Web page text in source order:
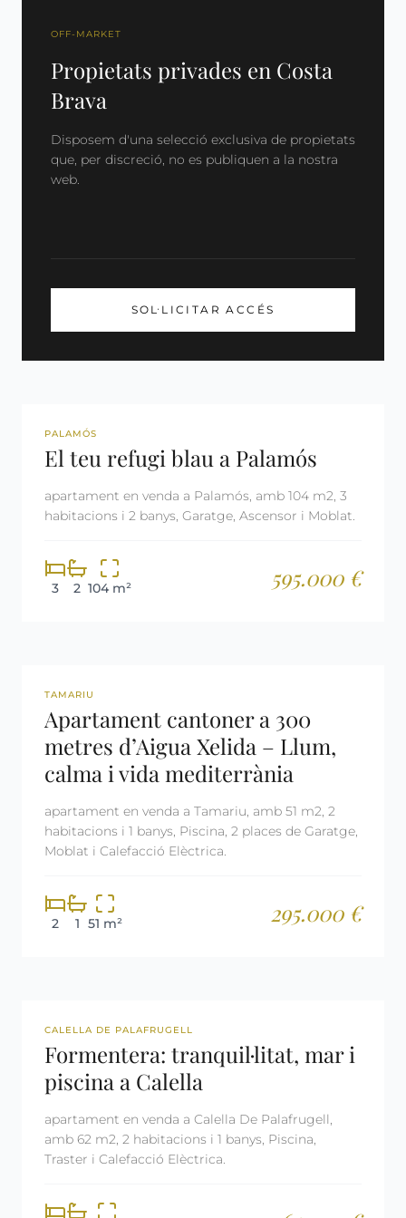
OFF-MARKET
Propietats privades en Costa
Brava
Disposem d'una selecció exclusiva de propietats
que, per discreció, no es publiquen a la nostra
web.
SOL·LICITAR ACCÉS
REF: 2650
PALAMÓS
El teu refugi blau a Palamós
apartament en venda a Palamós, amb 104 m2, 3
habitacions i 2 banys, Garatge, Ascensor i Moblat.
3 2 104 m² 595.000 €
REF: 2679
TAMARIU
Apartament cantoner a 300
metres d’Aigua Xelida – Llum,
calma i vida mediterrània
apartament en venda a Tamariu, amb 51 m2, 2
habitacions i 1 banys, Piscina, 2 places de Garatge,
Moblat i Calefacció Elèctrica.
2 1 51 m² 295.000 €
REF: 2699 LLICÈNCIA TURÍSTICA
CALELLA DE PALAFRUGELL
Formentera: tranquil·litat, mar i
piscina a Calella
apartament en venda a Calella De Palafrugell,
amb 62 m2, 2 habitacions i 1 banys, Piscina,
Traster i Calefacció Elèctrica.